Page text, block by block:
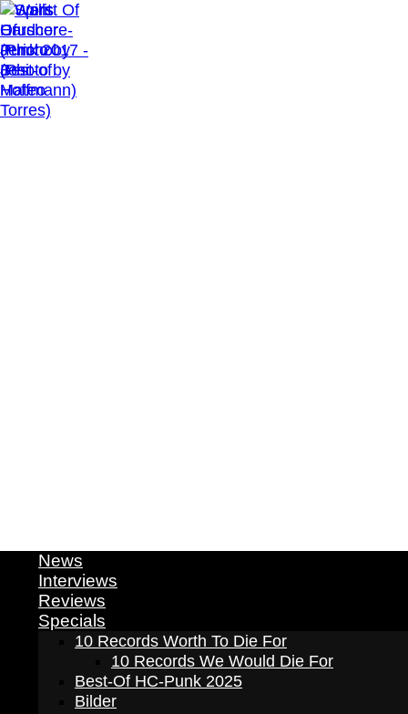
News
Interviews
Reviews
Specials
10 Records Worth To Die For
10 Records We Would Die For
Best-Of HC-Punk 2025
Bilder